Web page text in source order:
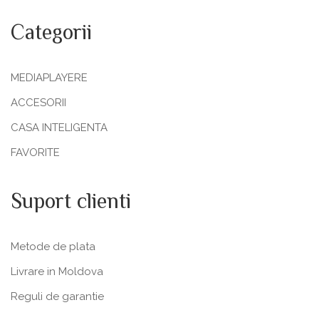
Categorii
MEDIAPLAYERE
ACCESORII
CASA INTELIGENTA
FAVORITE
Suport clienti
Metode de plata
Livrare in Moldova
Reguli de garantie